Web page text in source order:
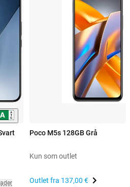
Poco M5s 128GB Grå
Kun som outlet
Outlet fra 137,00 €